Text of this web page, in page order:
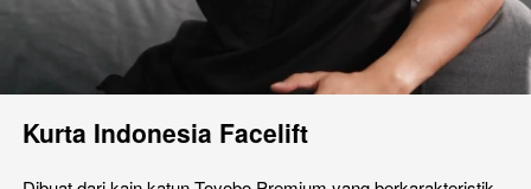
Kurta Indonesia Facelift